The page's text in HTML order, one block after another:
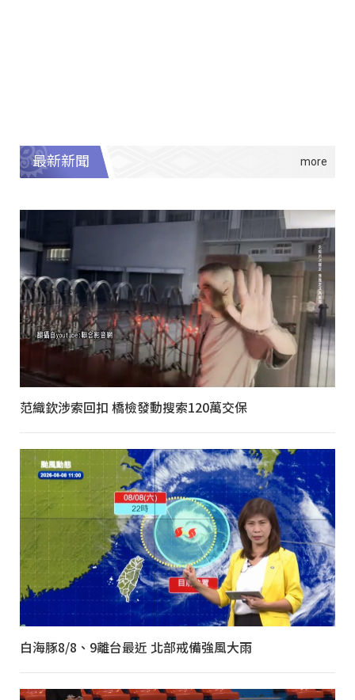
最新新聞
范織欽涉索回扣 橋檢發動搜索120萬交保
白海豚8/8、9離台最近 北部戒備強風大雨